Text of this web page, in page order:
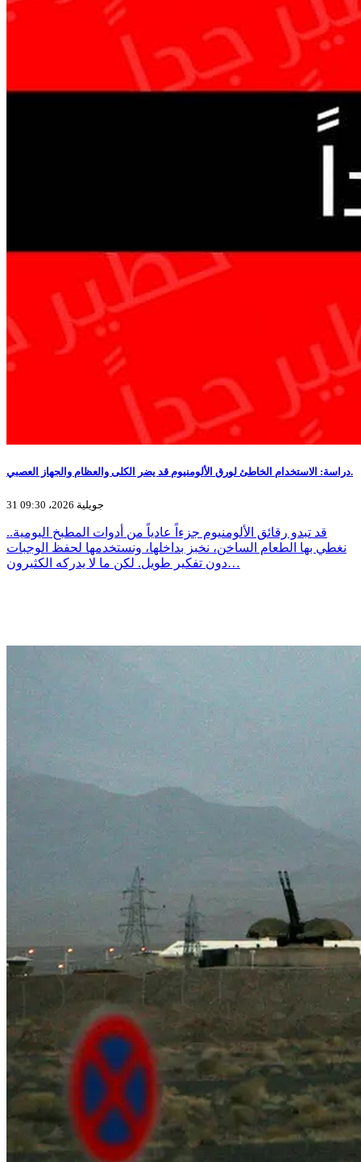
دراسة: الاستخدام الخاطئ لورق الألومنيوم قد يضر الكلى والعظام والجهاز العصبي.
31 جويلية 2026، 09:30
قد تبدو رقائق الألومنيوم جزءاً عادياً من أدوات المطبخ اليومية..
نغطي بها الطعام الساخن، نخبز بداخلها، ونستخدمها لحفظ الوجبات
دون تفكير طويل. لكن ما لا يدركه الكثيرون…